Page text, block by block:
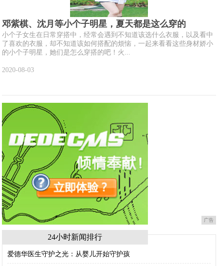
邓紫棋、沈月等小个子明星，夏天都是这么穿的
小个子女生在日常穿搭中，经常会遇到不知道该选什么衣服，以及看中
了喜欢的衣服，却不知道该如何搭配的烦恼，一起来看看这些身材娇小
的小个子明星，她们是怎么穿搭的吧！火...
2020-08-03
广告
24小时新闻排行
爱德华医生守护之光：从婴儿开始守护孩